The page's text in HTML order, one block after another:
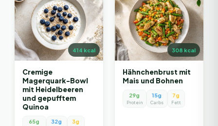
414 kcal
Cremige
Magerquark-Bowl
mit Heidelbeeren
und gepufftem
Quinoa
65g 32g 3g
308 kcal
Hähnchenbrust mit
Mais und Bohnen
29g
Protein
15g
Carbs
7g
Fett